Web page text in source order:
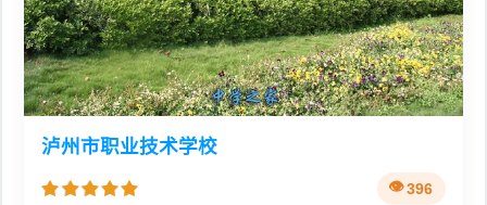
泸州市职业技术学校
396